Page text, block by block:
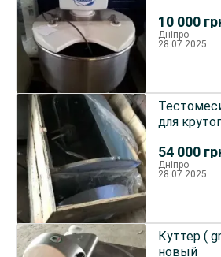
10 000
Дніпро
28.07.2025
54 000
для
Дніпро
28.07.2025
Куттер (
новый